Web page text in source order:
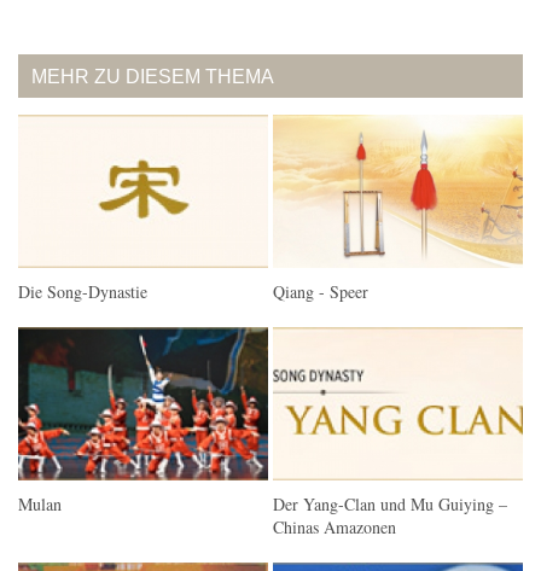
MEHR ZU DIESEM THEMA
Die Song-Dynastie Qiang - Speer
Mulan
Der Yang-Clan und Mu Guiying –
Chinas Amazonen